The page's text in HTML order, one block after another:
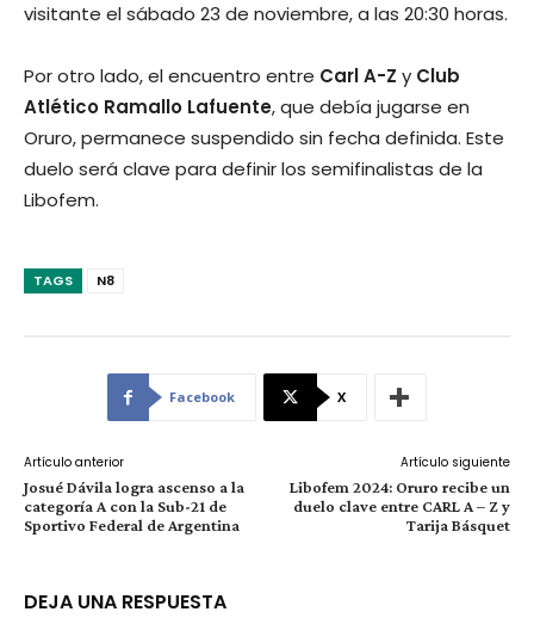
visitante el sábado 23 de noviembre, a las 20:30 horas.
Por otro lado, el encuentro entre Carl A-Z y Club
Atlético Ramallo Lafuente, que debía jugarse en
Oruro, permanece suspendido sin fecha definida. Este
duelo será clave para definir los semifinalistas de la
Libofem.
TAGS N8
Facebook X
Artículo anterior
Josué Dávila logra ascenso a la
categoría A con la Sub-21 de
Sportivo Federal de Argentina
Artículo siguiente
Libofem 2024: Oruro recibe un
duelo clave entre CARL A – Z y
Tarija Básquet
DEJA UNA RESPUESTA